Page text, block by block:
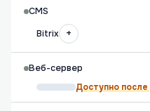
CMS
Bitrix
+
Веб-сервер
Доступно